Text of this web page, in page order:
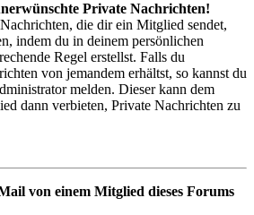
Private Nachrichten!
die dir ein Mitglied sendet,
indem du in deinem persönlichen
Regel erstellst. Falls du
von jemandem erhältst, so kannst du
melden. Dieser kann dem
dann verbieten, Private Nachrichten zu
von einem Mitglied dieses Forums